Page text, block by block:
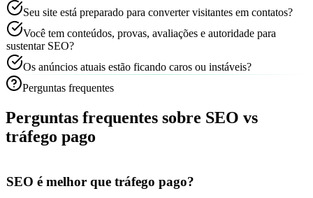
Seu site está preparado para converter visitantes em contatos?
Você tem conteúdos, provas, avaliações e autoridade para
sustentar SEO?
Os anúncios atuais estão ficando caros ou instáveis?
Perguntas frequentes
Perguntas frequentes sobre SEO vs
tráfego pago
SEO é melhor que tráfego pago?